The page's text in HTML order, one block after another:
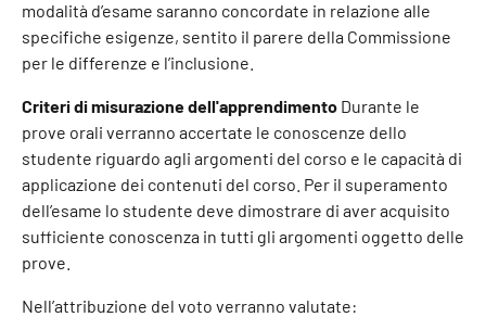
modalità d’esame saranno concordate in relazione alle
specifiche esigenze, sentito il parere della Commissione
per le differenze e l’inclusione.
Criteri di misurazione dell'apprendimento Durante le
prove orali verranno accertate le conoscenze dello
studente riguardo agli argomenti del corso e le capacità di
applicazione dei contenuti del corso. Per il superamento
dell’esame lo studente deve dimostrare di aver acquisito
sufficiente conoscenza in tutti gli argomenti oggetto delle
prove.
Nell’attribuzione del voto verranno valutate: